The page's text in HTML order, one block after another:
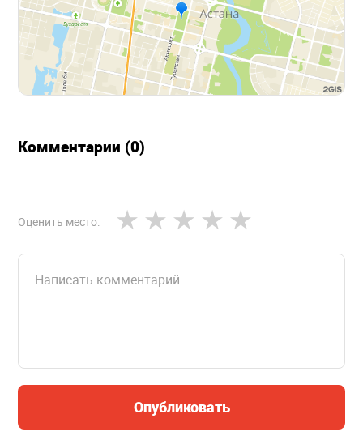
Комментарии (0)
Оценить место:
Опубликовать